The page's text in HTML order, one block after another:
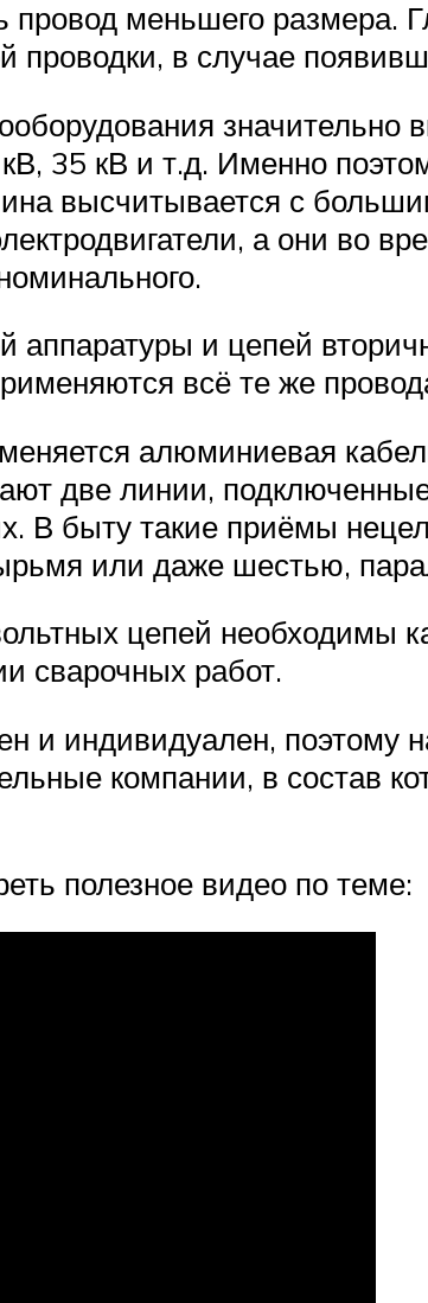
меньшего размера.
в случае
35 кВ и т.д. Именно
высчитывается с
а они во
аппаратуры и цепей
всё те же
алюминиевая
две линии,
В быту такие приёмы
или даже шестью,
цепей необходимы
сварочных работ.
и индивидуален, поэтому
компании, в состав
полезное видео по теме: